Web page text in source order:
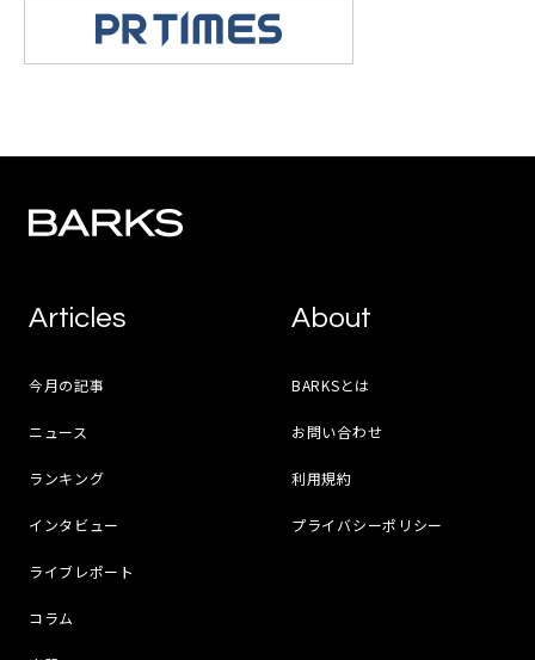
Articles
今月の記事
ニュース
ランキング
インタビュー
ライブレポート
コラム
About
BARKSとは
お問い合わせ
利用規約
プライバシーポリシー